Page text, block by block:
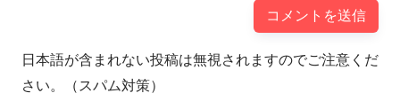
日本語が含まれない投稿は無視されますのでご注意くだ
さい。（スパム対策）